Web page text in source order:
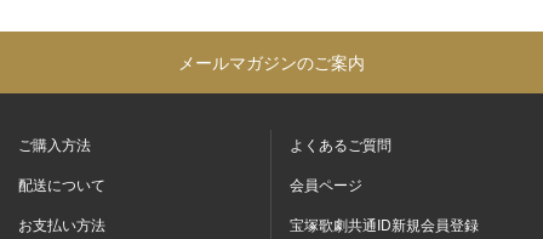
メールマガジンのご案内
ご購入方法
配送について
お支払い方法
よくあるご質問
会員ページ
宝塚歌劇共通ID新規会員登録